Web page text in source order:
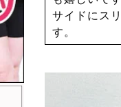
サイドにス
す。